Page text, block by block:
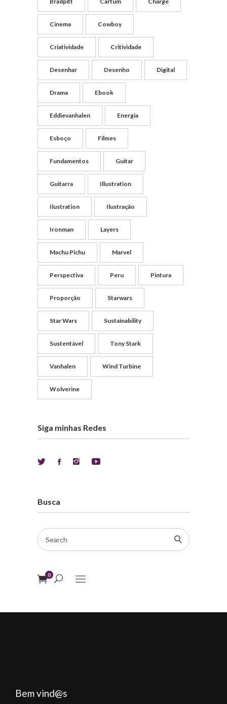
Cinema Cowboy
Criatividade Critividade
Desenhar Desenho Digital
Drama Ebook
Eddievanhalen Energia
Esboço Filmes
Fundamentos Guitar
Guitarra Illustration
Ilustration Ilustração
Ironman Layers
Machu Pichu Marvel
Perspectiva Peru Pintura
Proporção Starwars
Star Wars Sustainability
Sustentável Tony Stark
Vanhalen Wind Turbine
Wolverine
Siga minhas Redes
Busca
Search
for:
0
Bem vind@s